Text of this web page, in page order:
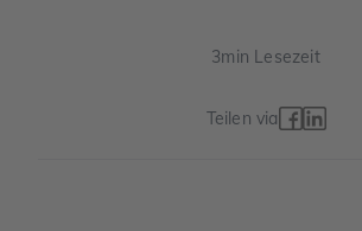
3min Lesezeit
Teilen via